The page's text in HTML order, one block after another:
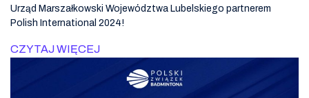
Urząd Marszałkowski Województwa Lubelskiego partnerem
Polish International 2024!
CZYTAJ WIĘCEJ